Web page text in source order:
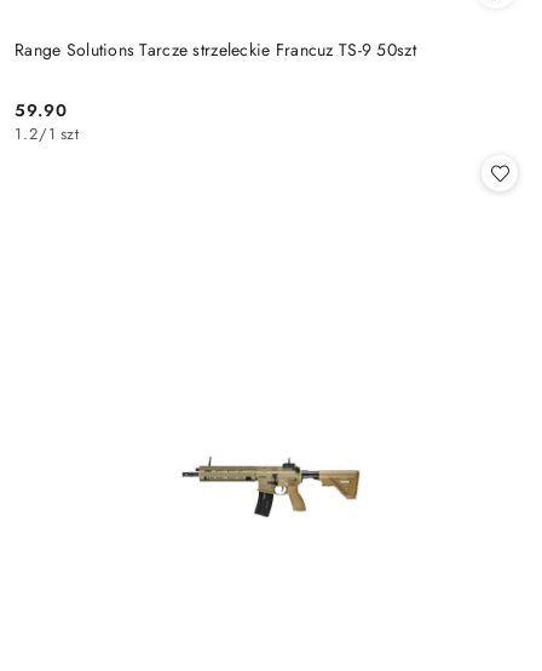
Range Solutions Tarcze strzeleckie Francuz TS-9 50szt
Cena:
59.90
1.2/1 szt